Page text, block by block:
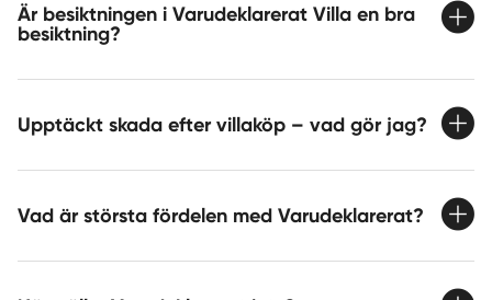
Är besiktningen i Varudeklarerat Villa en bra
besiktning?
Upptäckt skada efter villaköp – vad gör jag?
Vad är största fördelen med Varudeklarerat?